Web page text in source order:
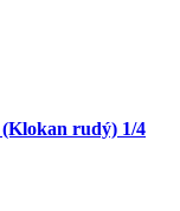
rudý) 1/4